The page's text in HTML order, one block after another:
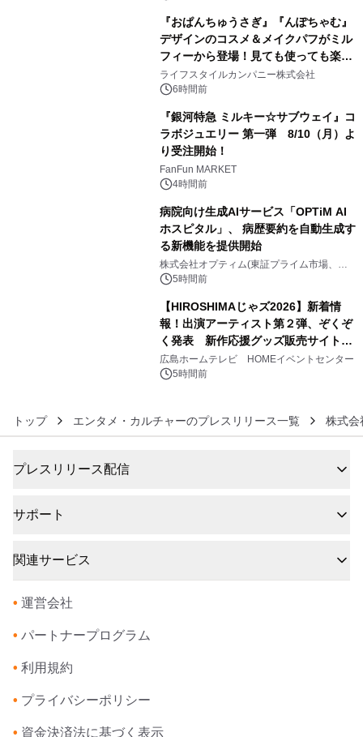
『おぱんちゅうさぎ』『んぽちゃむ』
デザインのコスメ＆メイクパフがミル
フィーから登場！見ても使っても楽し
い、ポップでキュートなコレクショ
ン。
ライフスタイルカンパニー株式会社
6時間前
『銀河特急 ミルキー☆サブウェイ』コ
ラボジュエリー 第一弾 8/10（月）よ
り受注開始！
FanFun MARKET
4時間前
病院向け生成AIサービス「OPTiM AI
ホスピタル」、 病歴要約を自動生成す
る新機能を提供開始
株式会社オプティム(東証プライム市場、コ
ード：3694)
5時間前
【HIROSHIMAじゃズ2026】新着情
報！出演アーティスト第２弾、ぞくぞ
く発表 新作応援グッズ販売サイトも
同時オープンします！
広島ホームテレビ HOMEイベントセンター
5時間前
トップ エンタメ・カルチャーのプレスリリース一覧 株式
プレスリリース配信
サポート
関連サービス
• 運営会社
• パートナープログラム
• 利用規約
• プライバシーポリシー
• 資金決済法に基づく表示